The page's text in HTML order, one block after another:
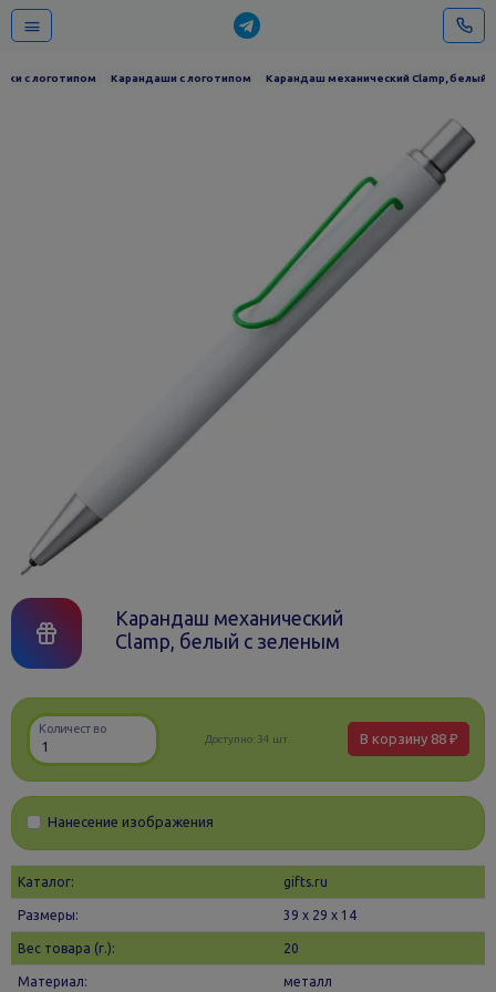
с логотипом Карандаши с логотипом Карандаш механический Clamp, белый
Карандаш механический
Clamp, белый с зеленым
Количество
Доступно: 34 шт. В корзину 88 ₽
Нанесение изображения
Каталог: gifts.ru
Размеры: 39 х 29 x 14
Вес товара (г.): 20
Материал: металл